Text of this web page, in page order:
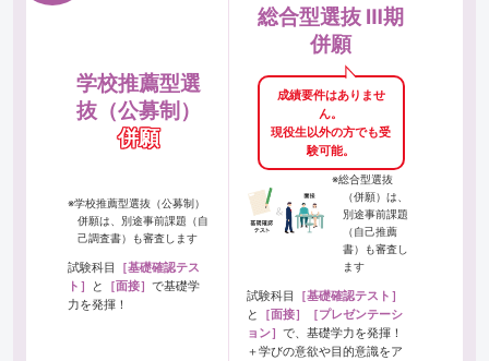
学校推薦型選
抜 （公募制）
併願
※学校推薦型選抜（公募制）
併願は、別途事前課題（自
己調査書）も審査します
試験科目
［基礎確認テス
ト］
と ［面接］ で基礎学
力を発揮！
総合型選抜 Ⅲ期
併願
成績要件はありませ
ん。
現役生以外の方でも受
験可能。
※総合型選抜
（併願）は、
別途事前課題
（自己推薦
書）も審査し
ます
試験科目
［基礎確認テスト］
と
［面接］
［プレゼンテーシ
ョン］で、基礎学力を発揮！
＋学びの意欲や目的意識をア